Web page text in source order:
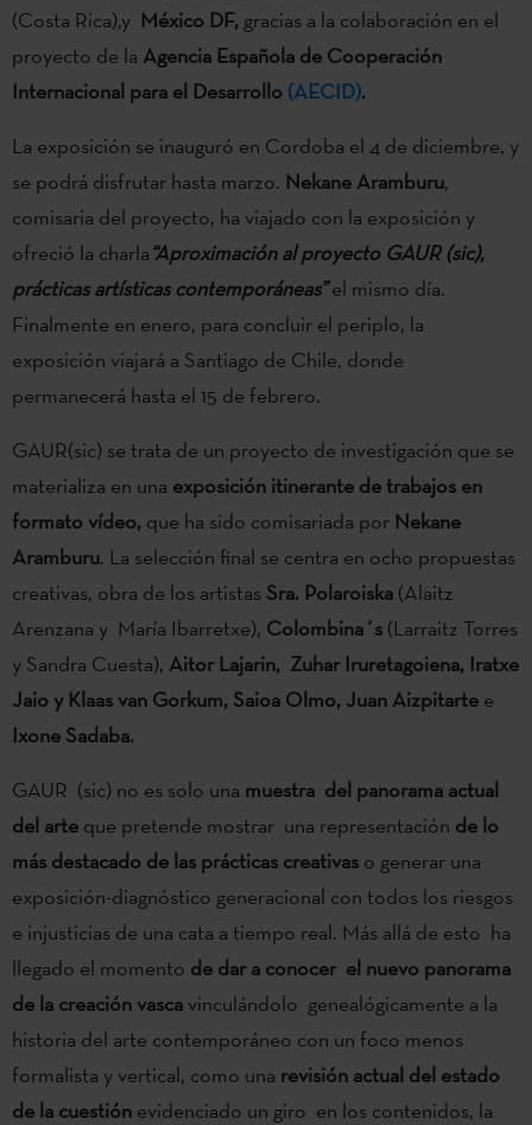
(Costa Rica),y México DF, gracias a la colaboración en el
proyecto de la Agencia Española de Cooperación
Internacional para el Desarrollo (AECID).
La exposición se inauguró en Cordoba el 4 de diciembre, y
se podrá disfrutar hasta marzo. Nekane Aramburu,
comisaria del proyecto, ha viajado con la exposición y
ofreció la charla“Aproximación al proyecto GAUR (sic),
prácticas artísticas contemporáneas”el mismo día.
Finalmente en enero, para concluir el periplo, la
exposición viajará a Santiago de Chile, donde
permanecerá hasta el 15 de febrero.
GAUR(sic) se trata de un proyecto de investigación que se
materializa en una exposición itinerante de trabajos en
formato vídeo, que ha sido comisariada por Nekane
Aramburu. La selección final se centra en ocho propuestas
creativas, obra de los artistas Sra. Polaroiska (Alaitz
Arenzana y María Ibarretxe), Colombina´s (Larraitz Torres
y Sandra Cuesta), Aitor Lajarin, Zuhar Iruretagoiena, Iratxe
Jaio y Klaas van Gorkum, Saioa Olmo, Juan Aizpitarte e
Ixone Sadaba.
GAUR (sic) no es solo una muestra del panorama actual
del arte que pretende mostrar una representación de lo
más destacado de las prácticas creativas o generar una
exposición-diagnóstico generacional con todos los riesgos
e injusticias de una cata a tiempo real. Más allá de esto ha
llegado el momento de dar a conocer el nuevo panorama
de la creación vasca vinculándolo genealógicamente a la
historia del arte contemporáneo con un foco menos
formalista y vertical, como una revisión actual del estado
de la cuestión evidenciado un giro en los contenidos, la